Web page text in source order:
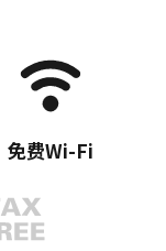
免费Wi-Fi